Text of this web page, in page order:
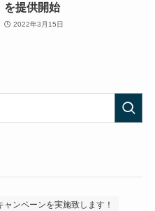
を提供開始
2022年3月15日
ンペーンを実施致します！